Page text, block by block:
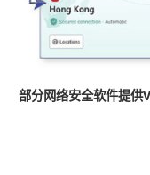
部分网络安全软件提供